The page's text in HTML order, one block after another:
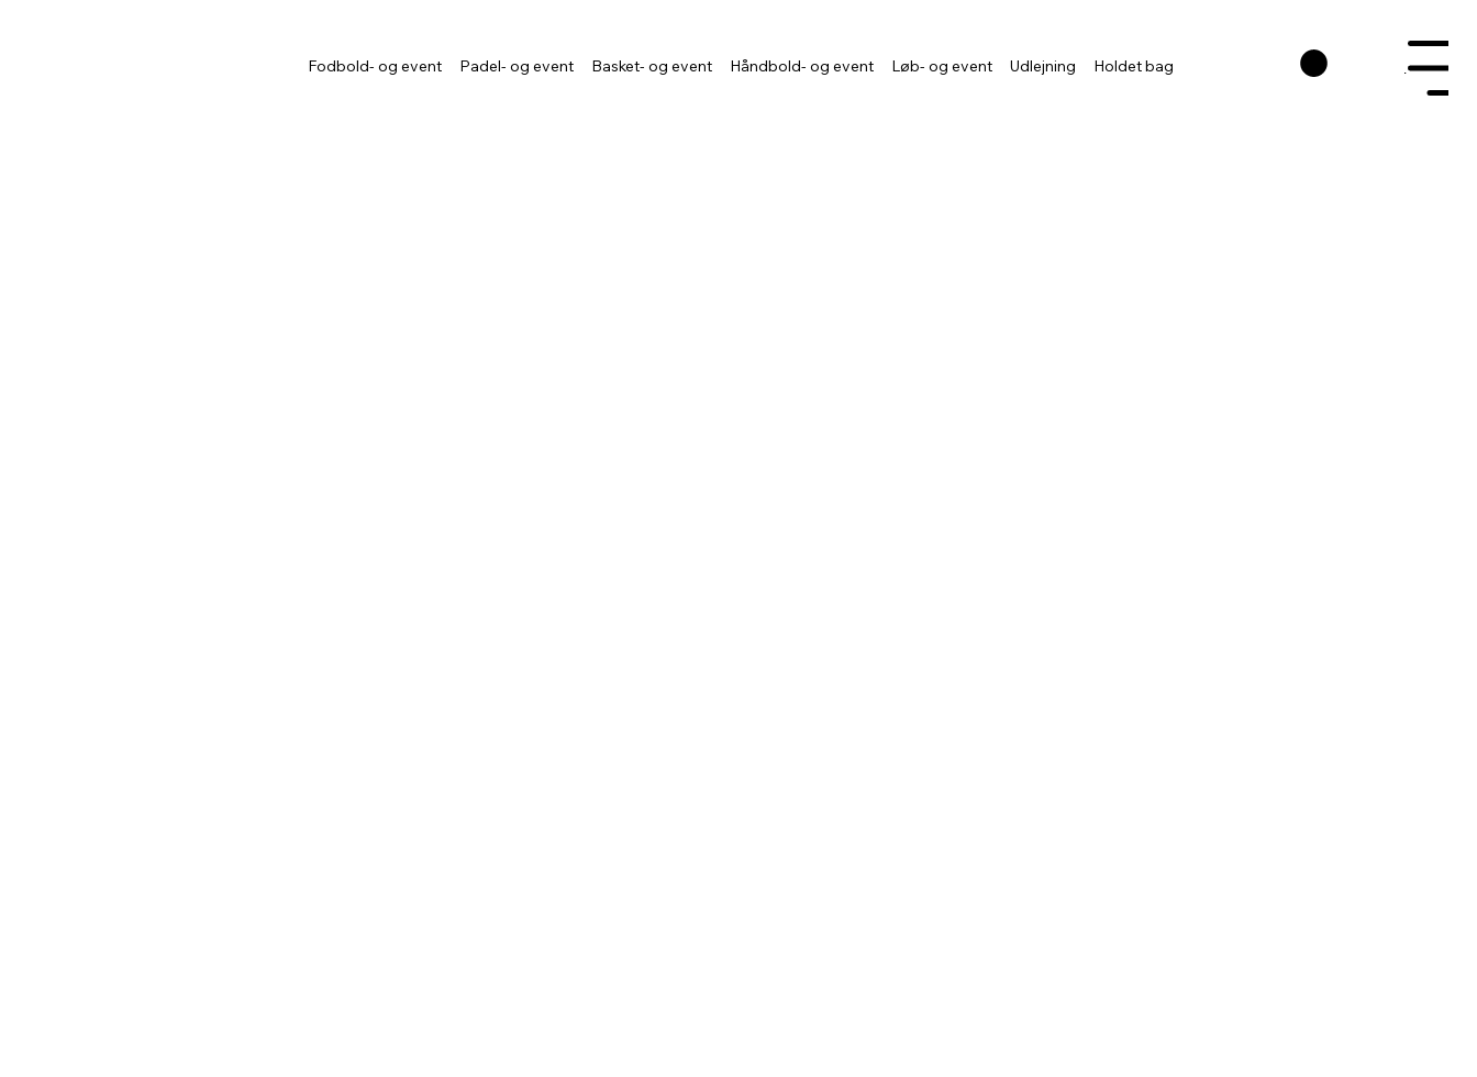
Fodbold- og event Padel- og event Basket- og event Håndbold- og event Løb- og event Udlejning Holdet bag Menu